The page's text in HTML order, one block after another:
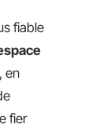
fiable
, en
fier